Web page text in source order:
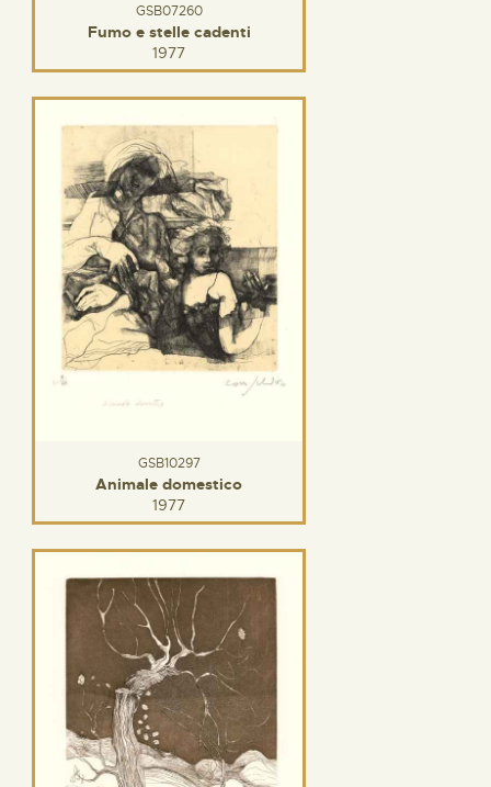
GSB07260
Fumo e stelle cadenti
1977
GSB10297
Animale domestico
1977